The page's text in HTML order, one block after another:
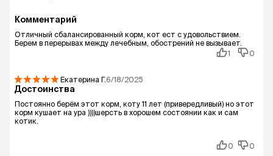
Комментарий
Отличный сбалансированный корм, кот ест с удовольствием.
Берем в перерывах между лечебным, обострений не вызывает.
1
0
Екатерина Г.6/18/2025
Достоинства
Постоянно берём этот корм, коту 11 лет (привередливый) но этот
корм кушает на ура ))))шерсть в хорошем состоянии как и сам
котик.
0 0